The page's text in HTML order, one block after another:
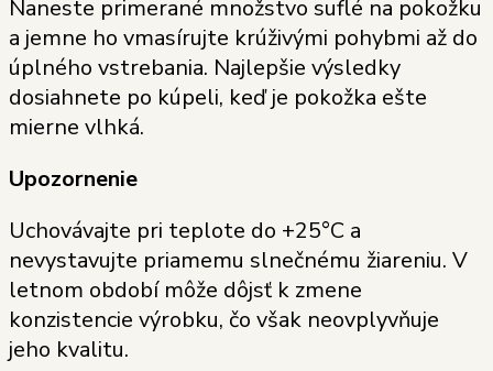
Naneste primerané množstvo suflé na pokožku
a jemne ho vmasírujte krúživými pohybmi až do
úplného vstrebania. Najlepšie výsledky
dosiahnete po kúpeli, keď je pokožka ešte
mierne vlhká.
Upozornenie
Uchovávajte pri teplote do +25°C a
nevystavujte priamemu slnečnému žiareniu. V
letnom období môže dôjsť k zmene
konzistencie výrobku, čo však neovplyvňuje
jeho kvalitu.